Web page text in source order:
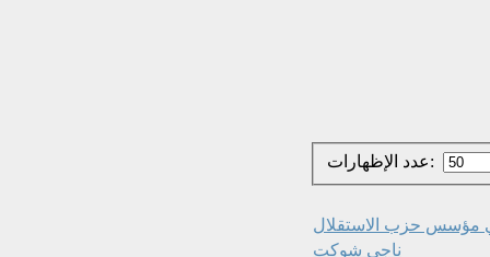
عدد الإظهارات:
مؤسس حزب الاستقلال
ناجي شوكت